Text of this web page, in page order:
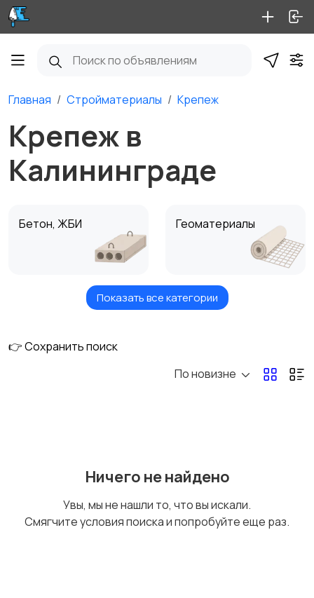
Главная Стройматериалы Крепеж
Крепеж в
Калининграде
Бетон, ЖБИ Геоматериалы
Кровля
Общестроительные
Показать все категории
👉 Сохранить поиск
По новизне
Ничего не найдено
Увы, мы не нашли то, что вы искали.
Смягчите условия поиска и попробуйте еще раз.